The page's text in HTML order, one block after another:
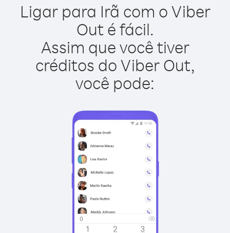
Ligar para Irã com o Viber
Out é fácil.
Assim que você tiver
créditos do Viber Out,
você pode: